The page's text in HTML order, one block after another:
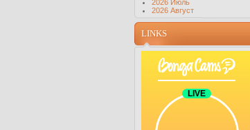
2026 Июль
2026 Август
LINKS